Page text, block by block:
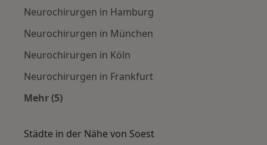
Neurochirurgen in Hamburg
Neurochirurgen in München
Neurochirurgen in Köln
Neurochirurgen in Frankfurt
Mehr (5)
Städte in der Nähe von Soest